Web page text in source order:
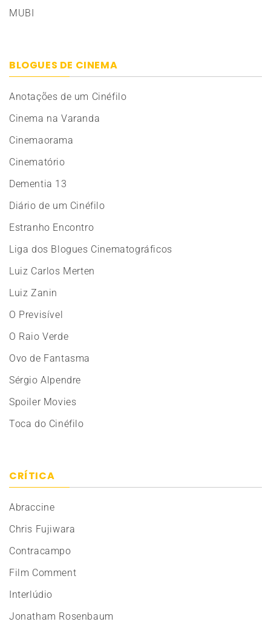
MUBI
BLOGUES DE CINEMA
Anotações de um Cinéfilo
Cinema na Varanda
Cinemaorama
Cinematório
Dementia 13
Diário de um Cinéfilo
Estranho Encontro
Liga dos Blogues Cinematográficos
Luiz Carlos Merten
Luiz Zanin
O Previsível
O Raio Verde
Ovo de Fantasma
Sérgio Alpendre
Spoiler Movies
Toca do Cinéfilo
CRÍTICA
Abraccine
Chris Fujiwara
Contracampo
Film Comment
Interlúdio
Jonatham Rosenbaum